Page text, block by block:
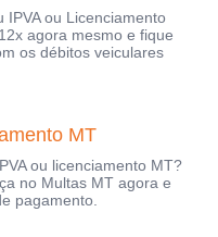
IPVA ou Licenciamento
agora mesmo e fique
os débitos veiculares
MT
ou licenciamento MT?
no Multas MT agora e
pagamento.